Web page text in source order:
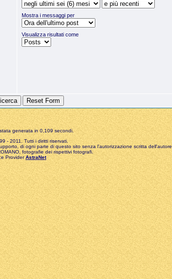
Mostra i messaggi per
Visualizza risultati come
generata in 0,109 secondi.
- 2011. Tutti i diritti riservati.
di ogni parte di questo sito senza l'autorizzazione scritta dell'autore.
fotografie dei rispettivi fotografi.
ProviderAstraNet